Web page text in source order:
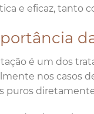
e eficaz, tanto
é um dos
nos casos
puros